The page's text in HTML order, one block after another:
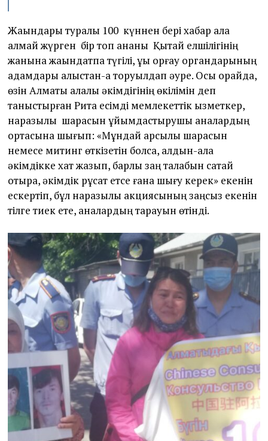
Жақындары туралы 100 күннен бері хабар ала
алмай жүрген бір топ ананы Қытай елшілігінің
жанына жақындатпақ түгілі, құқық қорғау органдарының
адамдары алыстан-ақ торуылдап әуре. Осы орайда,
өзін Алматы қалалық әкімдігінің өкілімін деп
таныстырған Рита есімді мемлекеттік қызметкер,
наразылық шарасын ұйымдастырушы аналардың
ортасына шығып: «Мұндай қарсылық шарасын
немесе митинг өткізетін болса, алдын-ала
әкімдікке хат жазып, барлық заң талабын сақтай
отыра, әкімдік рұқсат етсе ғана шығу керек» екенін
ескертіп, бұл наразылық акциясының заңсыз екенін
тілге тиек ете, аналардың тарқауын өтінді.